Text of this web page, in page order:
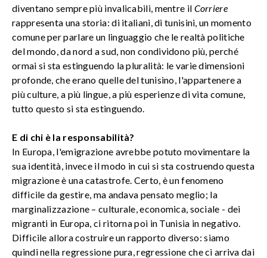
diventano sempre più invalicabili, mentre il Corriere
rappresenta una storia: di italiani, di tunisini, un momento
comune per parlare un linguaggio che le realtà politiche
del mondo, da nord a sud, non condividono più, perché
ormai si sta estinguendo la pluralità: le varie dimensioni
profonde, che erano quelle del tunisino, l'appartenere a
più culture, a più lingue, a più esperienze di vita comune,
tutto questo si sta estinguendo.
E di chi è la responsabilità?
In Europa, l'emigrazione avrebbe potuto movimentare la
sua identità, invece il modo in cui si sta costruendo questa
migrazione è una catastrofe. Certo, è un fenomeno
difficile da gestire, ma andava pensato meglio; la
marginalizzazione – culturale, economica, sociale - dei
migranti in Europa, ci ritorna poi in Tunisia in negativo.
Difficile allora costruire un rapporto diverso: siamo
quindi nella regressione pura, regressione che ci arriva dai